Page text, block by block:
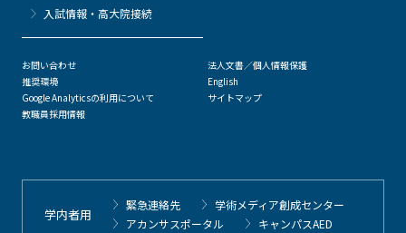
⼊試情報・高大院接続
お問い合わせ
推奨環境
Google Analyticsの利用について
教職員採用情報
法人文書／個人情報保護
English
サイトマップ
学内者用
緊急連絡先
学術メディア創成センター
アカンサスポータル
キャンパスAED